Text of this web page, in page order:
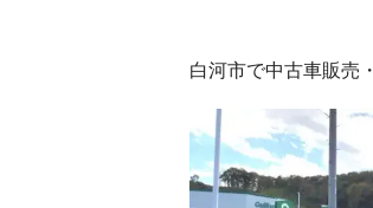
お客様の評価
白河市で中古車販売